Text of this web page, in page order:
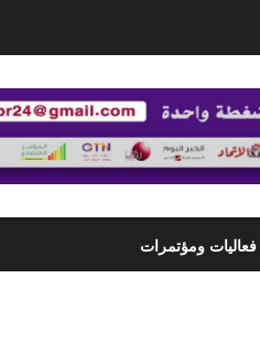
فعاليات ومؤتمرات